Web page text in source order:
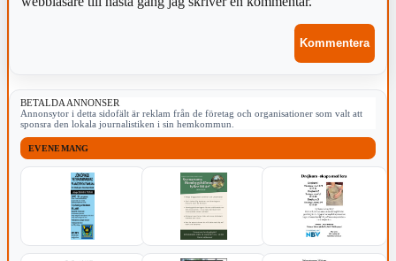
BETALDA ANNONSER
Annonsytor i detta sidofält är reklam från de företag och organisationer som valt att
sponsra den lokala journalistiken i sin hemkommun.
EVENEMANG